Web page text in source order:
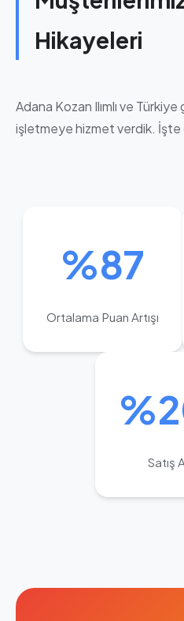
Hikayeleri
Adana Kozan Ilımlı ve
işletmeye hizmet verdik.
%87
Ortalama Puan Artışı
Satış